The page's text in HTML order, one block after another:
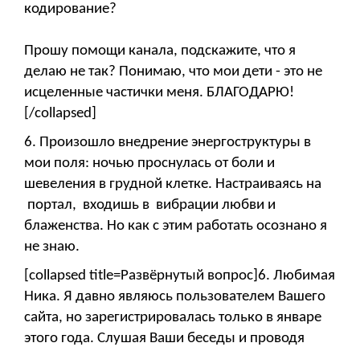
кодирование?
Прошу помощи канала, подскажите, что я
делаю не так? Понимаю, что мои дети - это не
исцеленные частички меня. БЛАГОДАРЮ!
[/collapsed]
6. Произошло внедрение энергоструктуры в
мои поля: ночью проснулась от боли и
шевеления в грудной клетке. Настраиваясь на
портал, входишь в вибрации любви и
блаженства. Но как с этим работать осознано я
не знаю.
[collapsed title=Развёрнутый вопрос]6. Любимая
Ника. Я давно являюсь пользователем Вашего
сайта, но зарегистрировалась только в январе
этого года. Слушая Ваши беседы и проводя